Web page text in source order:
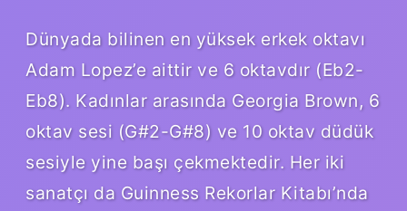
Dünyada bilinen en yüksek erkek oktavı
Adam Lopez’e aittir ve 6 oktavdır (Eb2-
Eb8). Kadınlar arasında Georgia Brown, 6
oktav sesi (G#2-G#8) ve 10 oktav düdük
sesiyle yine başı çekmektedir. Her iki
sanatçı da Guinness Rekorlar Kitabı’nda